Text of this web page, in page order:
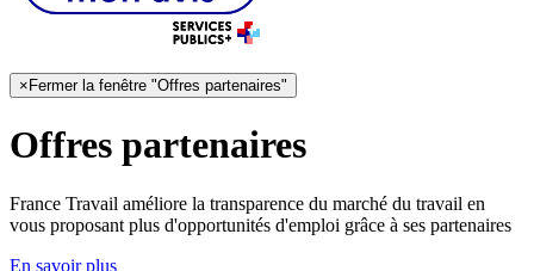
× Fermer la fenêtre "Offres partenaires"
Offres partenaires
France Travail améliore la transparence du marché du travail en
vous proposant plus d'opportunités d'emploi grâce à ses partenaires
En savoir plus